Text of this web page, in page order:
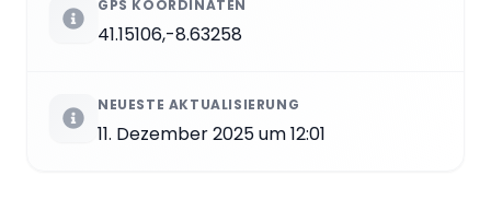
GPS KOORDINATEN
41.15106,-8.63258
NEUESTE AKTUALISIERUNG
11. Dezember 2025 um 12:01